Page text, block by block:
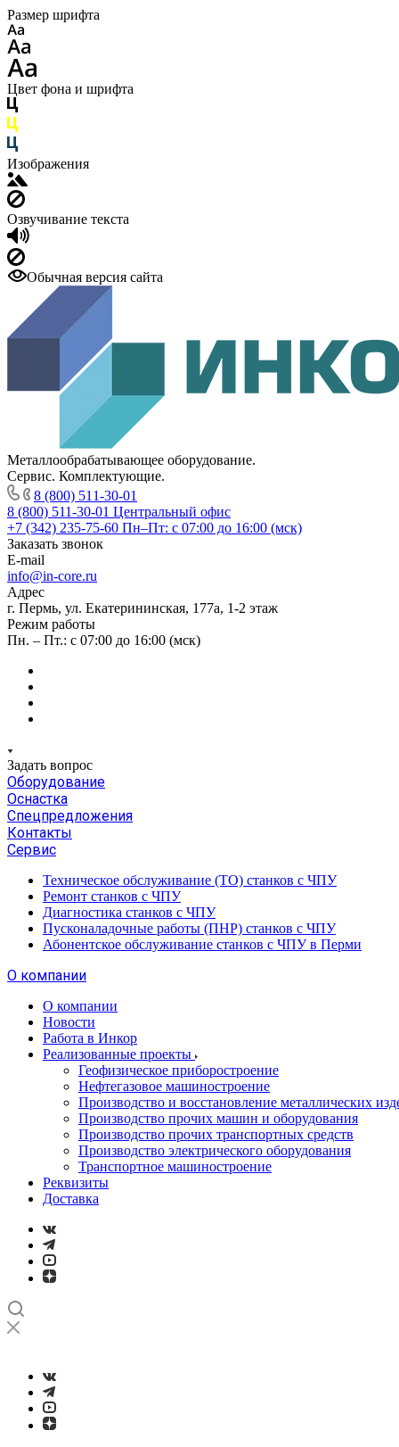
Размер шрифта
Цвет фона и шрифта
Изображения
Озвучивание текста
Обычная версия сайта
Металлообрабатывающее оборудование.
Сервис. Комплектующие.
8 (800) 511-30-01
8 (800) 511-30-01 Центральный офис
+7 (342) 235-75-60 Пн–Пт: с 07:00 до 16:00 (мск)
Заказать звонок
E-mail
info@in-core.ru
Адрес
г. Пермь, ул. ​Екатерининская, 177а, ​1-2 этаж
Режим работы
Пн. – Пт.: с 07:00 до 16:00 (мск)
Задать вопрос
Оборудование
Оснастка
Спецпредложения
Контакты
Сервис
Техническое обслуживание (ТО) станков с ЧПУ
Ремонт станков с ЧПУ
Диагностика станков с ЧПУ
Пусконаладочные работы (ПНР) станков с ЧПУ
Абонентское обслуживание станков с ЧПУ в Перми
О компании
О компании
Новости
Работа в Инкор
Реализованные проекты
Геофизическое приборостроение
Нефтегазовое машиностроение
Производство и восстановление металлических
Производство прочих машин и оборудования
Производство прочих транспортных средств
Производство электрического оборудования
Транспортное машиностроение
Реквизиты
Доставка